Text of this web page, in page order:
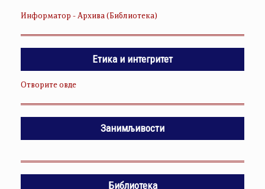
Информатор - Архива (Библиотека)
Етика и интегритет
Отворите овде
Занимљивости
Библиотека